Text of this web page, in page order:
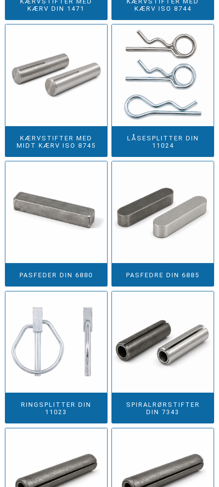
KÆRV DIN 1471
KÆRV ISO 8744
KÆRVSTIFTER MED
MIDT KÆRV ISO 8745
LÅSESPLITTER DIN
11024
PASFEDER DIN 6880 PASFEDRE DIN 6885
RINGSPLITTER DIN
11023
SPIRALRØRSTIFTER
DIN 7343